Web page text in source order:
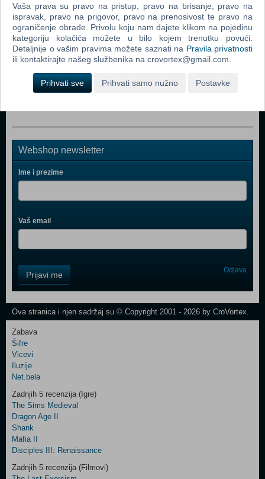
Grand Theft Auto Vice City (PC)
Grand Theft Auto IV (PC)
Call Of Duty 4 Modern Warfare (PC)
Spider - Man 3 (PC)
Assassin's Creed (PC)
Webshop newsletter
Ime i prezime
Vaš email
Field
One
Control
Two
Newsletter
Control
Field
Three
Prijavi me Odjava
Ova stranica i njen sadržaj su © Copyright 2001 - 2026 by CroVortex.
Zabava
Šifre
Vicevi
Iluzije
Net.bela
Zadnjih 5 recenzija (Igre)
The Sims Medieval
Dragon Age II
Shank
Mafia II
Disciples III: Renaissance
Zadnjih 5 recenzija (Filmovi)
Vaša prava su pravo na pristup, pravo na brisanje, pravo na
ispravak, pravo na prigovor, pravo na prenosivost te pravo na
ograničenje obrade. Privolu koju nam dajete klikom na pojedinu
kategoriju kolačića možete u bilo kojem trenutku povući.
Detaljnije o vašim pravima možete saznati na Pravila privatnosti
ili kontaktirajte našeg službenika na crovortex@gmail.com.
Prihvati sve Prihvati samo nužno Postavke